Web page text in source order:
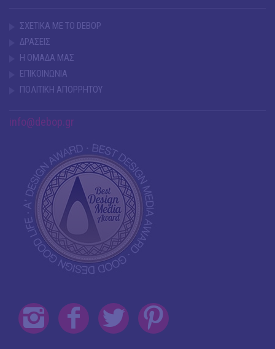
ΣΧΕΤΙΚΑ ΜΕ ΤΟ DEBOP
ΔΡΑΣΕΙΣ
Η ΟΜΑΔΑ ΜΑΣ
ΕΠΙΚΟΙΝΩΝΙΑ
ΠΟΛΙΤΙΚΗ ΑΠΟΡΡΗΤΟΥ
info@debop.gr